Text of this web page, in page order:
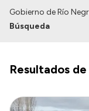
Autoridades
Gobierno de Río
Búsqueda
Resultados